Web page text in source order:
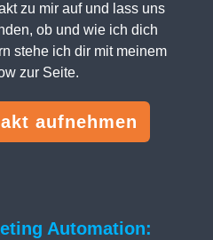
zu mir auf und lass uns
ob und wie ich dich
stehe ich dir mit meinem
zur Seite.
aufnehmen
Automation: